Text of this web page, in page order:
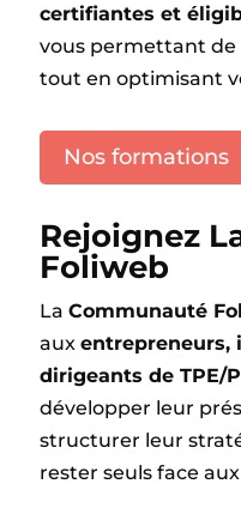
certifiantes et
vous permettant
tout en optimisant
Nos formations
Rejoignez
Foliweb
La Communauté
aux entrepreneurs,
dirigeants de TPE/
développer leur
structurer leur
rester seuls face